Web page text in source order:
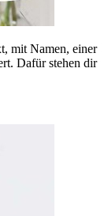
mit Namen, einer
Dafür stehen dir